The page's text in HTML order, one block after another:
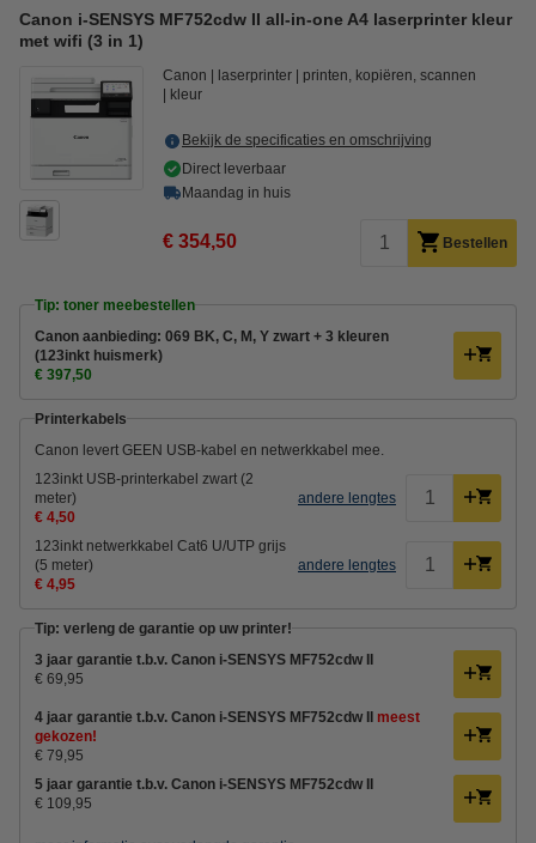
Canon i-SENSYS MF752cdw II all-in-one A4 laserprinter kleur
met wifi (3 in 1)
Canon laserprinter
printen, kopiëren, scannen
kleur
Bekijk de specificaties en omschrijving
Direct leverbaar
Maandag in huis
€ 354,50 Bestellen
Tip: toner meebestellen
Canon aanbieding: 069 BK, C, M, Y zwart + 3 kleuren
(123inkt huismerk)
€ 397,50
Printerkabels
Canon levert GEEN USB-kabel en netwerkkabel mee.
123inkt USB-printerkabel zwart (2
meter)
€ 4,50
andere lengtes
123inkt netwerkkabel Cat6 U/UTP grijs
(5 meter)
€ 4,95
andere lengtes
Tip: verleng de garantie op uw printer!
3 jaar garantie t.b.v. Canon i-SENSYS MF752cdw II
€ 69,95
4 jaar garantie t.b.v. Canon i-SENSYS MF752cdw II meest
gekozen!
€ 79,95
5 jaar garantie t.b.v. Canon i-SENSYS MF752cdw II
€ 109,95